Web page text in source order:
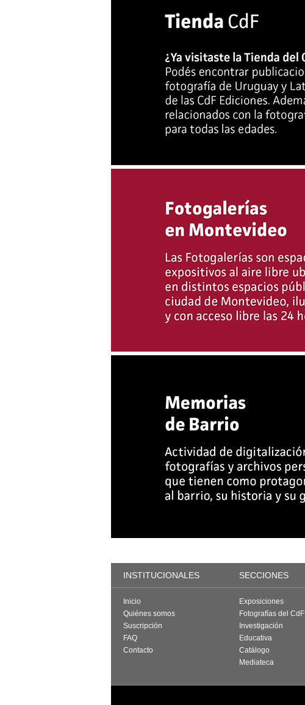
INSTITUCIONALES SECCIONES
Inicio
Quiénes somos
Suscripción
FAQ
Contacto
Exposiciones
Fotografías del CdF
Investigación
Educativa
Catálogo
Mediateca